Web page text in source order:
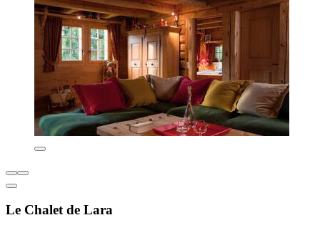
Le Chalet de Lara